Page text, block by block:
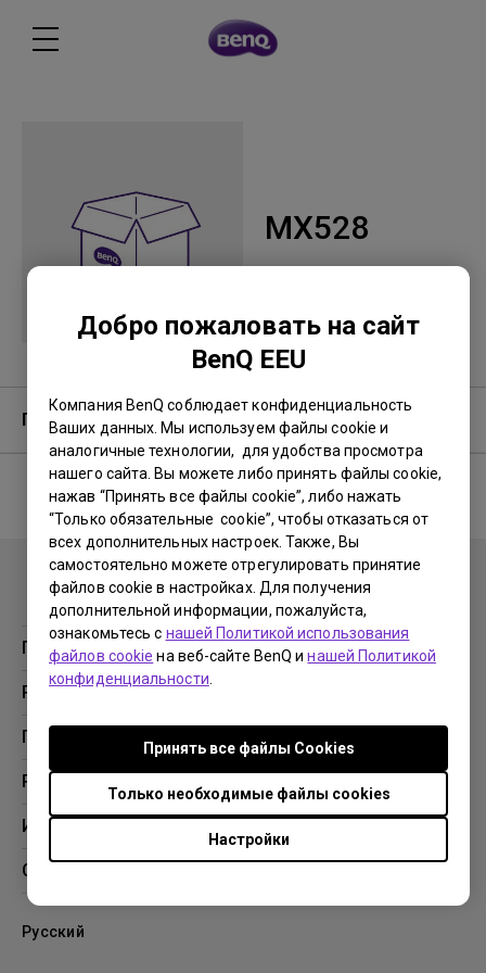
Добро пожаловать на сайт
BenQ EEU
Компания BenQ соблюдает конфиденциальность
Ваших данных. Мы используем файлы cookie и
аналогичные технологии, для удобства просмотра
нашего сайта. Вы можете либо принять файлы cookie,
нажав “Принять все файлы cookie”, либо нажать
“Только обязательные cookie”, чтобы отказаться от
всех дополнительных настроек. Также, Вы
самостоятельно можете отрегулировать принятие
файлов cookie в настройках. Для получения
дополнительной информации, пожалуйста,
ознакомьтесь с нашей Политикой использования
файлов cookie на веб-сайте BenQ инашей Политикой
конфиденциальности
Настройки
Только необходимые файлы cookies
Принять все файлы Сookies
MX528
Гарантия
No related warranty information
Продукция
Проекторы
Решения
Образование
Поддержка
Поддержка
Ресурсы
Проекционный калькулятор
Информация
BenQ AQCOLOR
О компании BenQ
Профиль компании
Новости
Русский